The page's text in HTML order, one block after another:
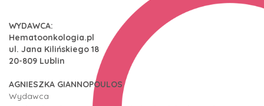
WYDAWCA:
Hematoonkologia.pl
ul. Jana Kilińskiego 18
20-809 Lublin
AGNIESZKA GIANNOPOULOS
Wydawca